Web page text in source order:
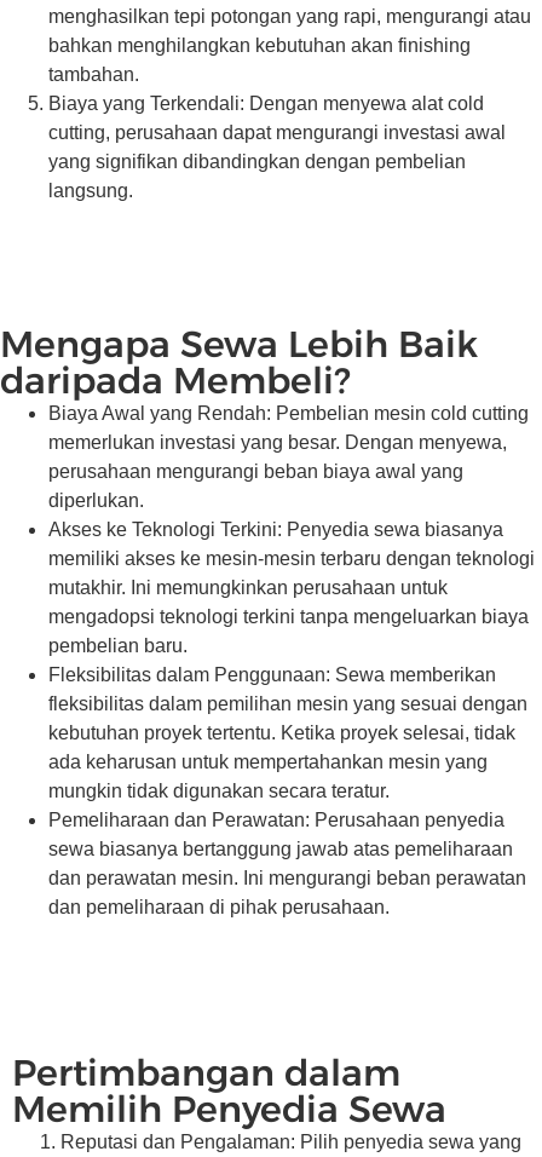
menghasilkan tepi potongan yang rapi, mengurangi atau
bahkan menghilangkan kebutuhan akan finishing
tambahan.
Biaya yang Terkendali: Dengan menyewa alat cold
cutting, perusahaan dapat mengurangi investasi awal
yang signifikan dibandingkan dengan pembelian
langsung.
Mengapa Sewa Lebih Baik
daripada Membeli?
Biaya Awal yang Rendah: Pembelian mesin cold cutting
memerlukan investasi yang besar. Dengan menyewa,
perusahaan mengurangi beban biaya awal yang
diperlukan.
Akses ke Teknologi Terkini: Penyedia sewa biasanya
memiliki akses ke mesin-mesin terbaru dengan teknologi
mutakhir. Ini memungkinkan perusahaan untuk
mengadopsi teknologi terkini tanpa mengeluarkan biaya
pembelian baru.
Fleksibilitas dalam Penggunaan: Sewa memberikan
fleksibilitas dalam pemilihan mesin yang sesuai dengan
kebutuhan proyek tertentu. Ketika proyek selesai, tidak
ada keharusan untuk mempertahankan mesin yang
mungkin tidak digunakan secara teratur.
Pemeliharaan dan Perawatan: Perusahaan penyedia
sewa biasanya bertanggung jawab atas pemeliharaan
dan perawatan mesin. Ini mengurangi beban perawatan
dan pemeliharaan di pihak perusahaan.
Pertimbangan dalam
Memilih Penyedia Sewa
Reputasi dan Pengalaman: Pilih penyedia sewa yang